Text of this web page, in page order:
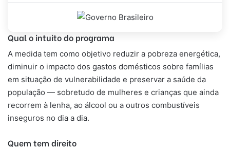
Qual o intuito do programa
A medida tem como objetivo reduzir a pobreza energética,
diminuir o impacto dos gastos domésticos sobre famílias
em situação de vulnerabilidade e preservar a saúde da
população — sobretudo de mulheres e crianças que ainda
recorrem à lenha, ao álcool ou a outros combustíveis
inseguros no dia a dia.
Quem tem direito